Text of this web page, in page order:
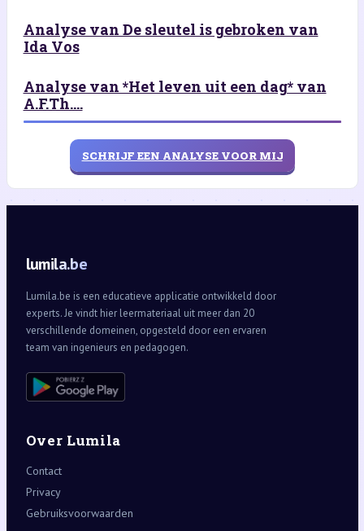
Analyse van De sleutel is gebroken van
Ida Vos
Analyse van *Het leven uit een dag* van
A.F.Th....
SCHRIJF EEN ANALYSE VOOR MIJ
lumila.be
Lumila.be is een educatieve applicatie ontwikkeld door
experts. Je vindt hier leermateriaal uit meer dan 20
verschillende domeinen, opgesteld door een ervaren
team van ingenieurs en pedagogen.
Over Lumila
Contact
Privacy
Gebruiksvoorwaarden